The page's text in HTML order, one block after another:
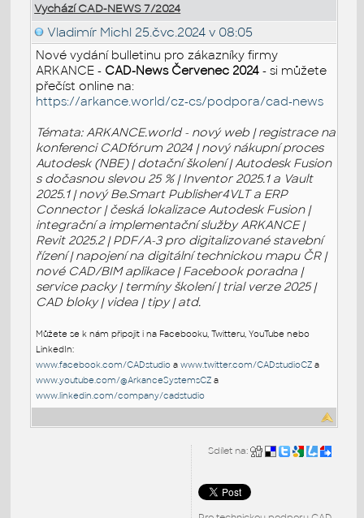
Vychází CAD-NEWS 7/2024
Vladimír Michl 25.čvc.2024 v 08:05
Nové vydání bulletinu pro zákazníky firmy
ARKANCE - CAD-News Červenec 2024 - si můžete
přečíst online na:
https://arkance.world/cz-cs/podpora/cad-news
Témata: ARKANCE.world - nový web | registrace na
konferenci CADfórum 2024 | nový nákupní proces
Autodesk (NBE) | dotační školení | Autodesk Fusion
s dočasnou slevou 25 % | Inventor 2025.1 a Vault
2025.1 | nový Be.Smart Publisher4VLT a ERP
Connector | česká lokalizace Autodesk Fusion |
integrační a implementační služby ARKANCE |
Revit 2025.2 | PDF/A-3 pro digitalizované stavební
řízení | napojení na digitální technickou mapu ČR |
nové CAD/BIM aplikace | Facebook poradna |
service packy | termíny školení | trial verze 2025 |
CAD bloky | videa | tipy | atd.
Můžete se k nám připojit i na Facebooku, Twitteru, YouTube nebo
LinkedIn:
www.facebook.com/CADstudio awww.twitter.com/CADstudioCZ a
www.youtube.com/@ArkanceSystemsCZ a
www.linkedin.com/company/cadstudio
Sdílet na: